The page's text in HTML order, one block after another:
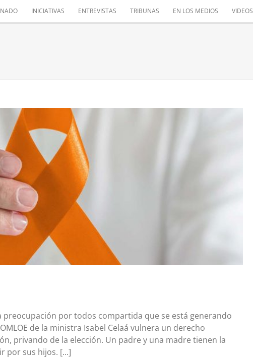
INICIATIVAS ENTREVISTAS TRIBUNAS EN LOS MEDIOS VIDEOS
#STOPLEYCELAÁ
Merece comentario
preocupación por todos compartida que se está generando
de la ministra Isabel Celaá vulnera un derecho
privando de la elección. Un padre y una madre tienen la
por sus hijos. [...]